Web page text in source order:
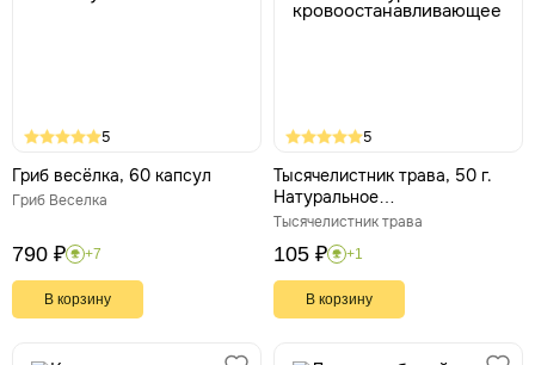
5
Гриб весёлка, 60 капсул
Гриб Веселка
790 ₽ +7
В корзину
5
Тысячелистник трава, 50 г.
Натуральное
кровоостанавливающее
Тысячелистник трава
105 ₽ +1
В корзину